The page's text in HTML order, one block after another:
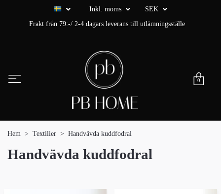
Inkl. moms
SEK
Frakt från 79:-/ 2-4 dagars leverans till utlämningsställe
0
Hem Textilier Handvävda kuddfodral
Handvävda kuddfodral